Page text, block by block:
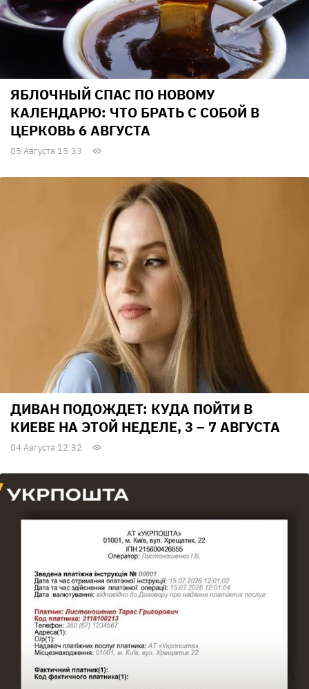
ЯБЛОЧНЫЙ СПАС ПО НОВОМУ
КАЛЕНДАРЮ: ЧТО БРАТЬ С СОБОЙ В
ЦЕРКОВЬ 6 АВГУСТА
05 Августа 15:33
ДИВАН ПОДОЖДЕТ: КУДА ПОЙТИ В
КИЕВЕ НА ЭТОЙ НЕДЕЛЕ, 3 – 7 АВГУСТА
04 Августа 12:32